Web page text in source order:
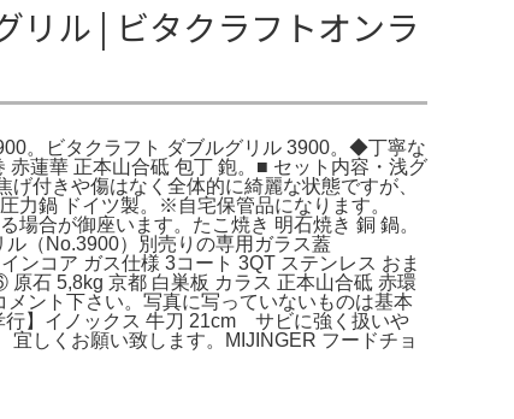
リル | ビタクラフトオンラ
。ビタクラフト ダブルグリル 3900。◆丁寧な
蓮華 正本山合砥 包丁 鉋。■ セット内容・浅グ
付きや傷はなく全体的に綺麗な状態ですが、
力鍋 ドイツ製。※自宅保管品になります。
場合が御座います。たこ焼き 明石焼き 銅 鍋。
（No.3900）別売りの専用ガラス蓋
ンコア ガス仕様 3コート 3QT ステンレス おま
石 5,8kg 京都 白巣板 カラス 正本山合砥 赤環
ント下さい。写真に写っていないものは基本
】イノックス 牛刀 21cm サビに強く扱いや
しくお願い致します。MIJINGER フードチョ